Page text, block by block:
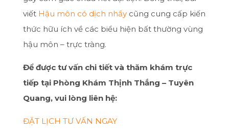
viết Hậu môn có dịch nhầycũng cung cấp kiến
thức hữu ích về các biểu hiện bất thường vùng
hậu môn – trực tràng.
Để được tư vấn chi tiết và thăm khám trực
tiếp tại Phòng Khám Thịnh Thắng – Tuyên
Quang, vui lòng liên hệ:
ĐẶT LỊCH TƯ VẤN NGAY